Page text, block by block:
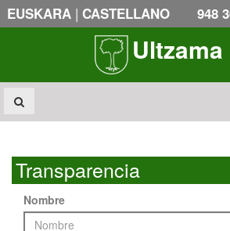
EUSKARA | CASTELLANO 948
Ultzama
Transparencia
Nombre